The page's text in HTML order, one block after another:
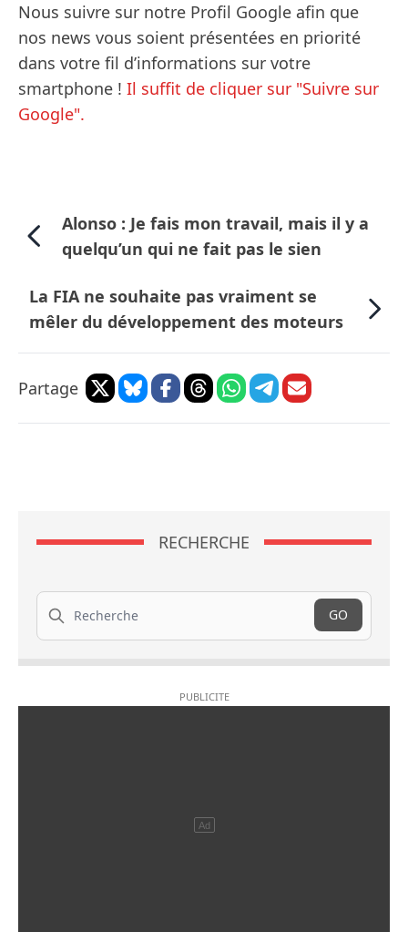
Nous suivre sur notre Profil Google afin que
nos news vous soient présentées en priorité
dans votre fil d’informations sur votre
smartphone ! Il suffit de cliquer sur "Suivre sur
Google".
Alonso : Je fais mon travail, mais il y a
quelqu’un qui ne fait pas le sien
La FIA ne souhaite pas vraiment se
mêler du développement des moteurs
Partage
RECHERCHE
Recherche
GO